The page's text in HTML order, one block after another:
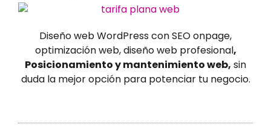
Diseño web WordPress con SEO onpage,
optimización web, diseño web profesional,
Posicionamiento y mantenimiento web, sin
duda la mejor opción para potenciar tu negocio.